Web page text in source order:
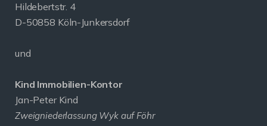
Hildebertstr. 4
D-50858 Köln-Junkersdorf
und
Kind Immobilien-Kontor
Jan-Peter Kind
Zweigniederlassung Wyk auf Föhr